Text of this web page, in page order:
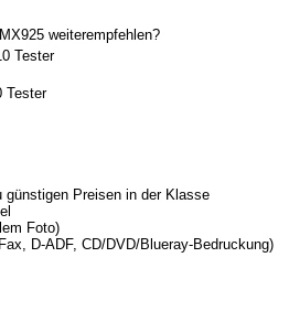
weiterempfehlen?
Tester
Tester
günstigen Preisen in der Klasse
Foto)
D-ADF, CD/DVD/Blueray-Bedruckung)